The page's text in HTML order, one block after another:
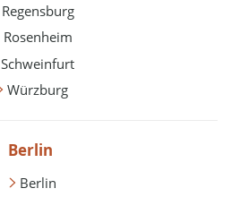
Regensburg
Rosenheim
Schweinfurt
Würzburg
Berlin
Berlin